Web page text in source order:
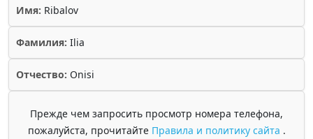
Имя: Ribalov
Фамилия: Ilia
Отчество: Onisi
Прежде чем запросить просмотр номера телефона,
пожалуйста, прочитайте Правила и политику сайта .